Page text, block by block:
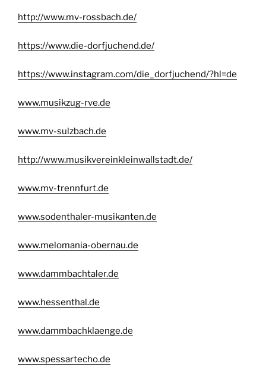
http://www.mv-rossbach.de/
https://www.die-dorfjuchend.de/
https://www.instagram.com/die_dorfjuchend/?hl=de
www.musikzug-rve.de
www.mv-sulzbach.de
http://www.musikvereinkleinwallstadt.de/
www.mv-trennfurt.de
www.sodenthaler-musikanten.de
www.melomania-obernau.de
www.dammbachtaler.de
www.hessenthal.de
www.dammbachklaenge.de
www.spessartecho.de